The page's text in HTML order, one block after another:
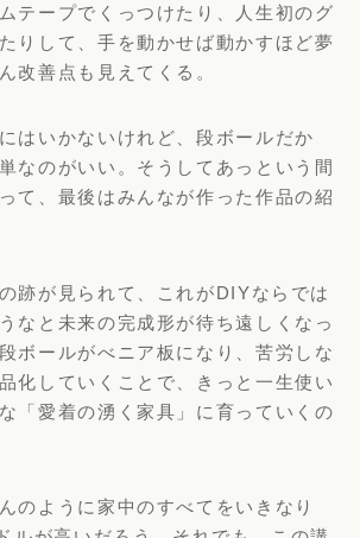
テープでくっつけたり、人生初のグ
りして、手を動かせば動かすほど夢
改善点も見えてくる。
はいかないけれど、段ボールだか
なのがいい。そうしてあっという間
て、最後はみんなが作った作品の紹
跡が見られて、これがDIYならでは
なと未来の完成形が待ち遠しくなっ
ボールがべニア板になり、苦労しな
化していくことで、きっと一生使い
「愛着の湧く家具」に育っていくの
のように家中のすべてをいきなり